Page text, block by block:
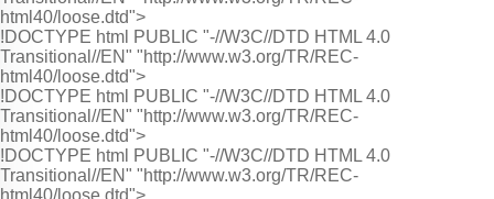
html40/loose.dtd">
!DOCTYPE html PUBLIC "-//W3C//DTD HTML 4.0
Transitional//EN" "http://www.w3.org/TR/REC-
html40/loose.dtd">
!DOCTYPE html PUBLIC "-//W3C//DTD HTML 4.0
Transitional//EN" "http://www.w3.org/TR/REC-
html40/loose.dtd">
!DOCTYPE html PUBLIC "-//W3C//DTD HTML 4.0
Transitional//EN" "http://www.w3.org/TR/REC-
html40/loose.dtd">